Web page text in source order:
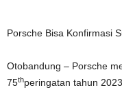
Porsche Bisa Konfirmasi
Otobandung – Porsche
75thperingatan tahun